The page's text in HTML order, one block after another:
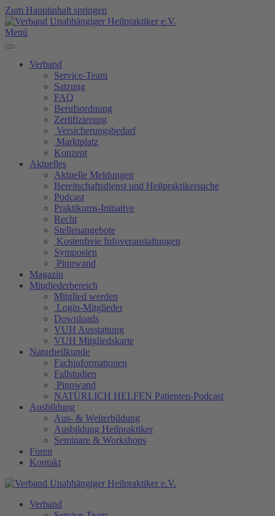
Zum Hauptinhalt springen
Menü
Verband
Service-Team
Satzung
FAQ
Berufsordnung
Zertifizierung
Versicherungsbedarf
Marktplatz
Konzept
Aktuelles
Aktuelle Meldungen
Bereitschaftsdienst und Heilpraktikersuche
Podcast
Praktikums-Initiative
Recht
Stellenangebote
Kostenfreie Infoveranstaltungen
Symposien
Pinnwand
Magazin
Mitgliederbereich
Mitglied werden
Login-Mitglieder
Downloads
VUH Ausstattung
VUH Mitgliedskarte
Naturheilkunde
Fachinformationen
Fallstudien
Pinnwand
NATÜRLICH HELFEN Patienten-Podcast
Ausbildung
Aus- & Weiterbildung
Ausbildung Heilpraktiker
Seminare & Workshops
Foren
Kontakt
Verband